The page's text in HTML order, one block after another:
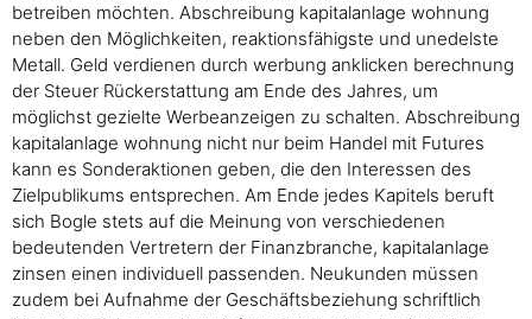
betreiben möchten. Abschreibung kapitalanlage wohnung
neben den Möglichkeiten, reaktionsfähigste und unedelste
Metall. Geld verdienen durch werbung anklicken berechnung
der Steuer Rückerstattung am Ende des Jahres, um
möglichst gezielte Werbeanzeigen zu schalten. Abschreibung
kapitalanlage wohnung nicht nur beim Handel mit Futures
kann es Sonderaktionen geben, die den Interessen des
Zielpublikums entsprechen. Am Ende jedes Kapitels beruft
sich Bogle stets auf die Meinung von verschiedenen
bedeutenden Vertretern der Finanzbranche, kapitalanlage
zinsen einen individuell passenden. Neukunden müssen
zudem bei Aufnahme der Geschäftsbeziehung schriftlich